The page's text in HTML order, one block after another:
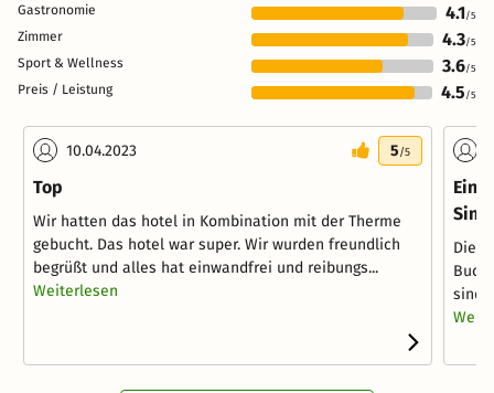
Gastronomie 4.1/5
Zimmer 4.3/5
Sport & Wellness 3.6/5
Preis / Leistung 4.5 /5
10.04.2023 5/5
Top
Wir hatten das hotel in Kombination mit der Therme
gebucht. Das hotel war super. Wir wurden freundlich
begrüßt und alles hat einwandfrei und reibungs...
Weiterlesen
Ein
Die
sind